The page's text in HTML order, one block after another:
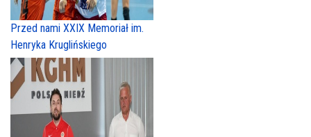
Przed nami XXIX Memoriał im.
Henryka Kruglińskiego